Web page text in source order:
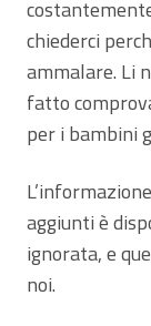
chiederci
ammalare. Li
fatto
per i bambini
aggiunti è
ignorata, e
noi.